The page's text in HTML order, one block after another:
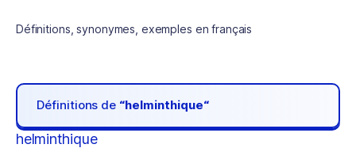
Définitions, synonymes, exemples en français
Définitions de “helminthique“
helminthique